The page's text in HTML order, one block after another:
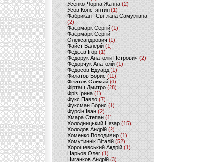
Усенко-Чорна Жанна (2)
Усов Констянтин(1)
Фабрикант Світлана Самуілівна
(2)
Фаєрмарк Сергій(1)
Фаєрмарк Сергій
Олександрович (1)
Файст Валерій(1)
Федєєв Ігор (1)
Федорук Анатолій Петрович (2)
Федорчук Анатолій (1)
Федосов Едуард (1)
Филатов Борис (11)
Філатов Олексій (6)
Фірташ Дмитро (28)
Фріз Ірина (1)
Фукс Павло (7)
Фуксман Борис (1)
Фурсін Іван (2)
Хмара Степан(1)
Холодницький Назар(15)
Холодов Андрій (2)
Хоменко Володимир (1)
Хомутиннік Віталій (52)
Хорошевський Андрій (1)
Царьов Олег (1)
Циганков Андрій (3)